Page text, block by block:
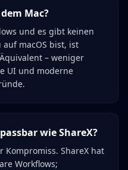
Mac?
und es gibt keinen
macOS bist, ist
– weniger
UI und moderne
wie ShareX?
ShareX hat
Workflows;